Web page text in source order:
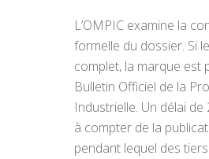
L’OMPIC examine la
formelle du dossier. Si
complet, la marque est
Bulletin Officiel de la
Industrielle. Un délai
à compter de la
pendant lequel des